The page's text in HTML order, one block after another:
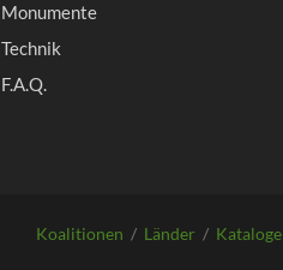
Monumente
Technik
F.A.Q.
Koalitionen / Länder / Kataloge